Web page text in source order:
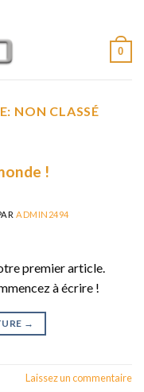
0
NON CLASSÉ
!
ADMIN2494
premier article.
à écrire !
→
Laissez un commentaire